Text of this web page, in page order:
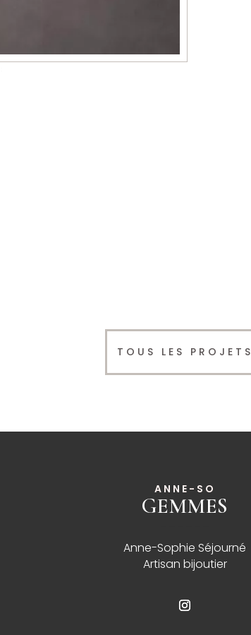
TOUS LES PROJETS
ANNE-SO
GEMMES
Anne-Sophie Séjourné
Artisan bijoutier